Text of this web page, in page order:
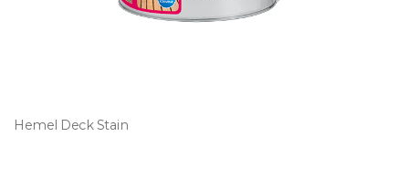
Hemel Deck Stain